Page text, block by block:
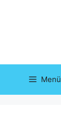
Menü